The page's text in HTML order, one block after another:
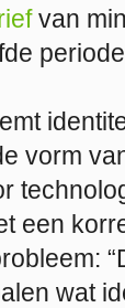
van
vorm
een
wat